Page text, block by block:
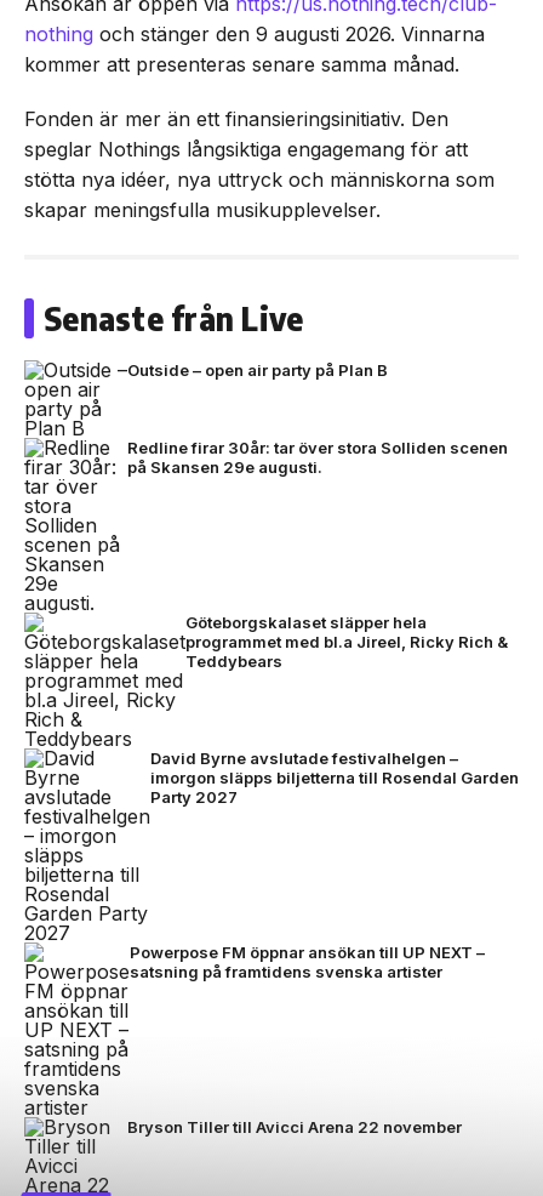
nothing och stänger den 9 augusti 2026. Vinnarna
kommer att presenteras senare samma månad.
Fonden är mer än ett finansieringsinitiativ. Den
speglar Nothings långsiktiga engagemang för att
stötta nya idéer, nya uttryck och människorna som
skapar meningsfulla musikupplevelser.
Senaste från Live
Outside – open air party på Plan B
Redline firar 30år: tar över stora Solliden scenen
på Skansen 29e augusti.
Göteborgskalaset släpper hela
programmet med bl.a Jireel, Ricky Rich &
Teddybears
David Byrne avslutade festivalhelgen –
imorgon släpps biljetterna till Rosendal Garden
Party 2027
Powerpose FM öppnar ansökan till UP NEXT –
satsning på framtidens svenska artister
Bryson Tiller till Avicci Arena 22 november